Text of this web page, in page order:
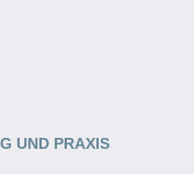
UND PRAXIS